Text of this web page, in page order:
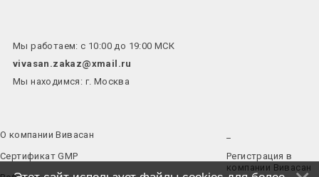
Мы работаем: с 10:00 до 19:00 МСК
vivasan.zakaz@xmail.ru
Мы находимся: г. Москва
О компании Вивасан
Сертификат GMP
Регистрация в
компании Вивасан